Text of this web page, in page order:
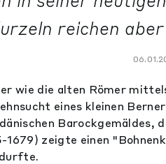
reichen
wie die alten Römer
eines kleinen
Barockgemäldes,
1679) zeigte einen